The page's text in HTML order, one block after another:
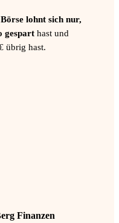
lohnt sich nur,
gespart hast und
übrig hast.
Finanzen